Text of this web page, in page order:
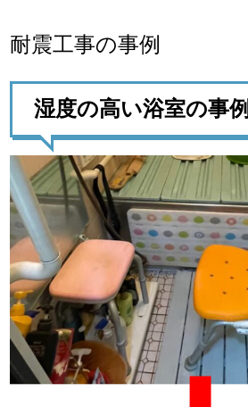
耐震工事の事例
湿度の高い浴室の事例